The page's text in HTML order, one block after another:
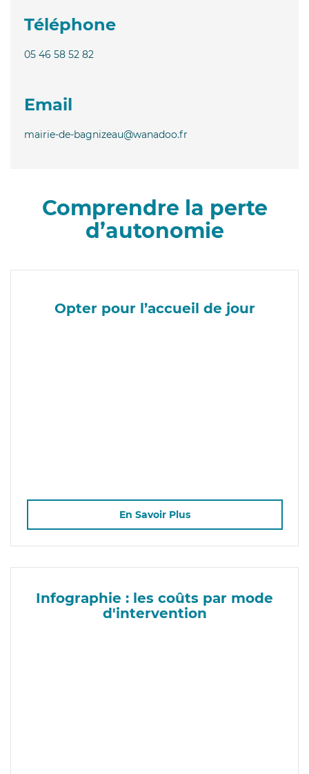
Téléphone
05 46 58 52 82
Email
mairie-de-bagnizeau@wanadoo.fr
Comprendre la perte
d’autonomie
Opter pour l’accueil de jour
En Savoir Plus
Infographie : les coûts par mode
d'intervention